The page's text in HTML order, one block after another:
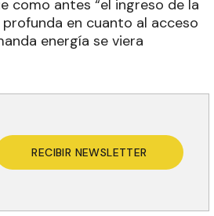
como antes “el ingreso de la
en cuanto al acceso
energía se viera
RECIBIR NEWSLETTER